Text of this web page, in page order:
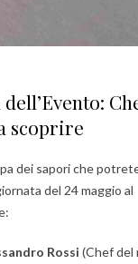
scoprire
dei sapori che
del 24 maggio al
Rossi (Chef del